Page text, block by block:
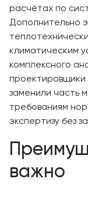
расчётах по
Дополнительно
климатическим
комплексного
заменили часть
требованиям
экспертизу без
важно